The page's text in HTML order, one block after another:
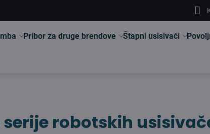
Pribor za druge brendove Štapni usisivači
serije robotskih